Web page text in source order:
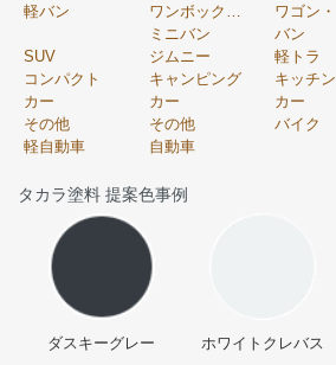
軽バン
ミニバン
ワゴン・
バン
SUV
ジムニー 軽トラ
コンパクト
カー
キャンピング
カー
キッチン
カー
その他
軽自動車
その他
自動車
バイク
タカラ塗料 提案色事例
ダスキーグレー ホワイトクレバス